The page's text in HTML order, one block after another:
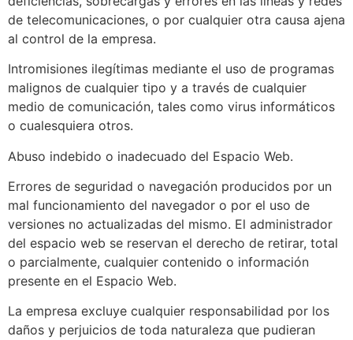
de telecomunicaciones, o por cualquier otra causa ajena
al control de la empresa.
Intromisiones ilegítimas mediante el uso de programas
malignos de cualquier tipo y a través de cualquier
medio de comunicación, tales como virus informáticos
o cualesquiera otros.
Abuso indebido o inadecuado del Espacio Web.
Errores de seguridad o navegación producidos por un
mal funcionamiento del navegador o por el uso de
versiones no actualizadas del mismo. El administrador
del espacio web se reservan el derecho de retirar, total
o parcialmente, cualquier contenido o información
presente en el Espacio Web.
La empresa excluye cualquier responsabilidad por los
daños y perjuicios de toda naturaleza que pudieran